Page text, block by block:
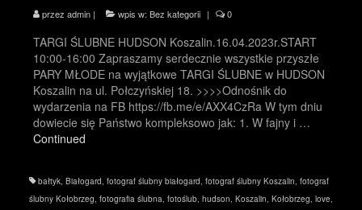
przez admin | wpis w: Bez kategorii | 0
TARGI ŚLUBNE HUDSON Koszalin.16.04.2023r.START
10:00-16:00 Zapraszamy serdecznie wszystkie przyszłe
PARY MŁODE na wyjątkowe TARGI ŚLUBNE w HUDSON
Koszalin na ul. Połczyńskiej 18. >>>>Odnośnik do
wydarzenia na FB https://fb.me/e/AXX4CzRa W tym dniu
dowiecie się Państwo kompleksowo jak: 1. W fajny i …
Continued
bałtyk, Białogard, fotograf ślubny białogard, fotograf ślubny Koszalin, fotograf
ślubny Kołobrzeg, fotografia ślubna, fotoślub, hudson, Koszalin, Kołobrzeg, love,